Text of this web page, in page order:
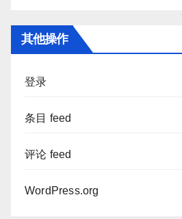
其他操作
登录
条目 feed
评论 feed
WordPress.org